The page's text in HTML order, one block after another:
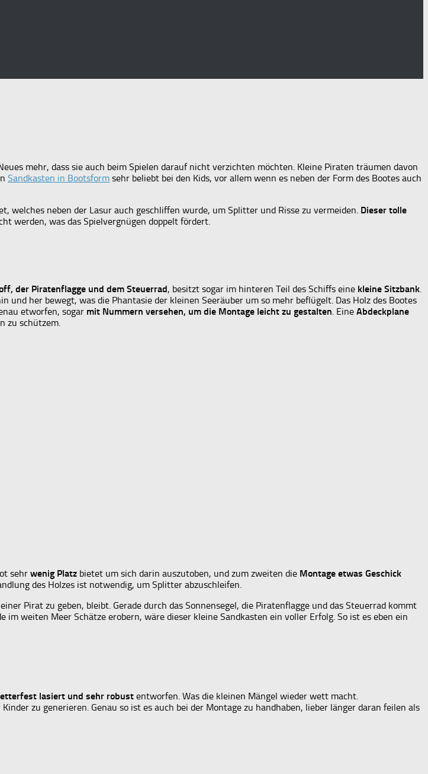
mehr, dass sie auch beim Spielen darauf nicht verzichten möchten. Kleine Piraten träumen davon
Sandkasten in Bootsform sehr beliebt bei den Kids, vor allem wenn es neben der Form des Bootes auch
welches neben der Lasur auch geschliffen wurde, um Splitter und Risse zu vermeiden. Dieser tolle
werden, was das Spielvergnügen doppelt fördert.
der Piratenflagge und dem Steuerrad, besitzt sogar im hinteren Teil des Schiffs eine kleine Sitzbank.
her bewegt, was die Phantasie der kleinen Seeräuber um so mehr beflügelt. Das Holz des Bootes
etworfen, sogar mit Nummern versehen, um die Montage leicht zu gestalten. Eine Abdeckplane
zu schützem.
sehr wenig Platz bietet um sich darin auszutoben, und zum zweiten die Montage etwas Geschick
des Holzes ist notwendig, um Splitter abzuschleifen.
Pirat zu geben, bleibt. Gerade durch das Sonnensegel, die Piratenflagge und das Steuerrad kommt
weiten Meer Schätze erobern, wäre dieser kleine Sandkasten ein voller Erfolg. So ist es eben ein
lasiert und sehr robust entworfen. Was die kleinen Mängel wieder wett macht.
zu generieren. Genau so ist es auch bei der Montage zu handhaben, lieber länger daran feilen als